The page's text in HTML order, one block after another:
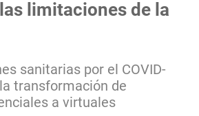
limitaciones de la
sanitarias por el COVID-
transformación de
a virtuales